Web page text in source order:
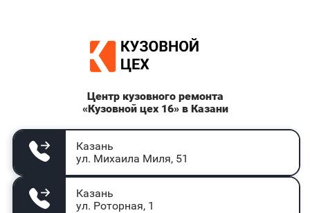
Центр кузовного ремонта
«Кузовной цех 16» в Казани
Казань
ул. Михаила Миля, 51
Казань
ул. Роторная, 1